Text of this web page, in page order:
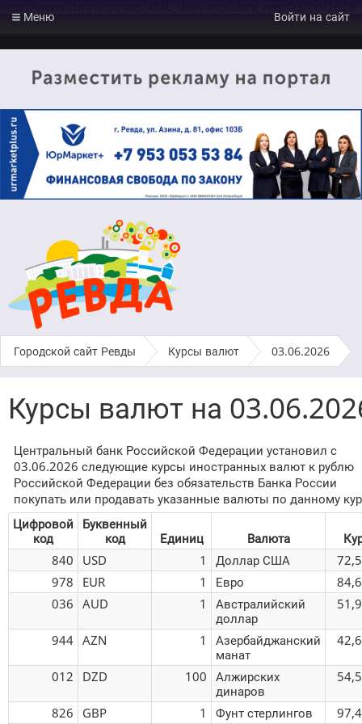
Городской сайт Ревды › Курсы валют › 03.06.2026
Курсы валют на
Центральный банк Российской Федерации установил с
03.06.2026 следующие курсы иностранных валют к рублю
Российской Федерации без обязательств Банка России
покупать или продавать указанные валюты по данному
Цифровой
код
Буквенный
код
Единиц Валюта
840
USD 1 Доллар США
978
EUR 1 Евро
036 AUD 1
Австралийский
доллар
944 AZN 1
Азербайджанский
манат
012 DZD 100 Алжирских
динаров
826 GBP 1 Фунт стерлингов
Войти на сайт
Меню